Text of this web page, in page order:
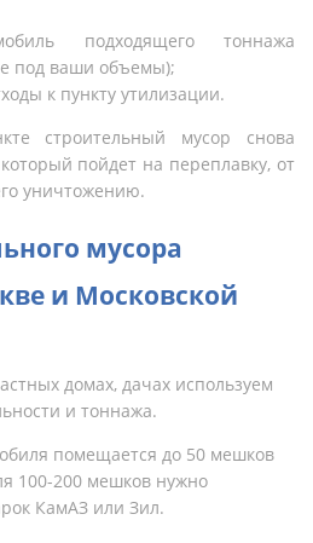
подходящего тоннажа
под ваши объемы);
к пункту утилизации.
строительный мусор снова
пойдет на переплавку, от
уничтожению.
мусора
и Московской
домах, дачах используем
и тоннажа.
помещается до 50 мешков
100-200 мешков нужно
КамАЗ или Зил.